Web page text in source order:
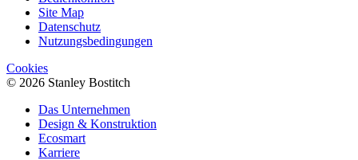
Site Map
Datenschutz
Nutzungsbedingungen
Cookies
© 2026 Stanley Bostitch
Das Unternehmen
Design & Konstruktion
Ecosmart
Karriere